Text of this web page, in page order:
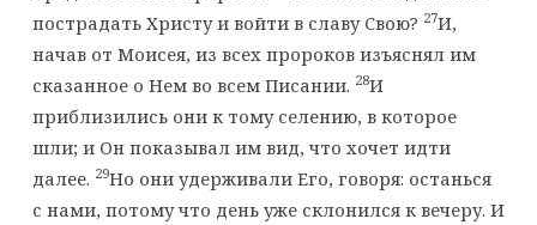
пострадать Христу и войти в славу Свою? 27И,
начав от Моисея, из всех пророков изъяснял им
сказанное о Нем во всем Писании. 28И
приблизились они к тому селению, в которое
шли; и Он показывал им вид, что хочет идти
далее. 29Но они удерживали Его, говоря: останься
с нами, потому что день уже склонился к вечеру. И